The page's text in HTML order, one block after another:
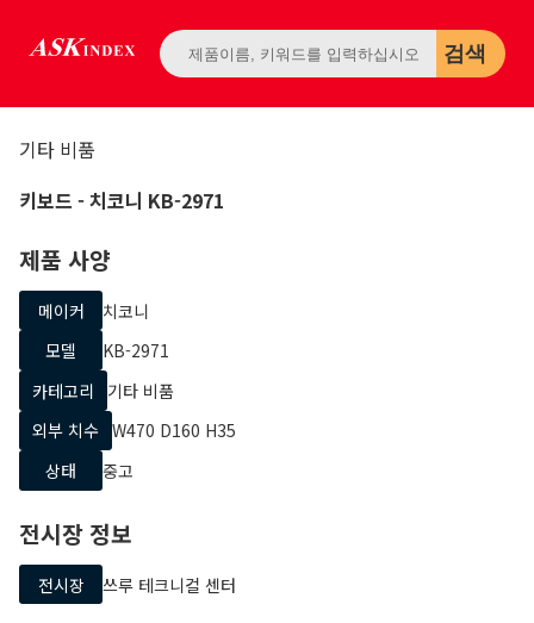
검색
기타 비품
키보드 - 치코니 KB-2971
제품 사양
메이커
치코니
모델
KB-2971
카테고리
기타 비품
외부 치수 W470 D160 H35
상태
중고
전시장 정보
전시장 쓰루 테크니컬 센터